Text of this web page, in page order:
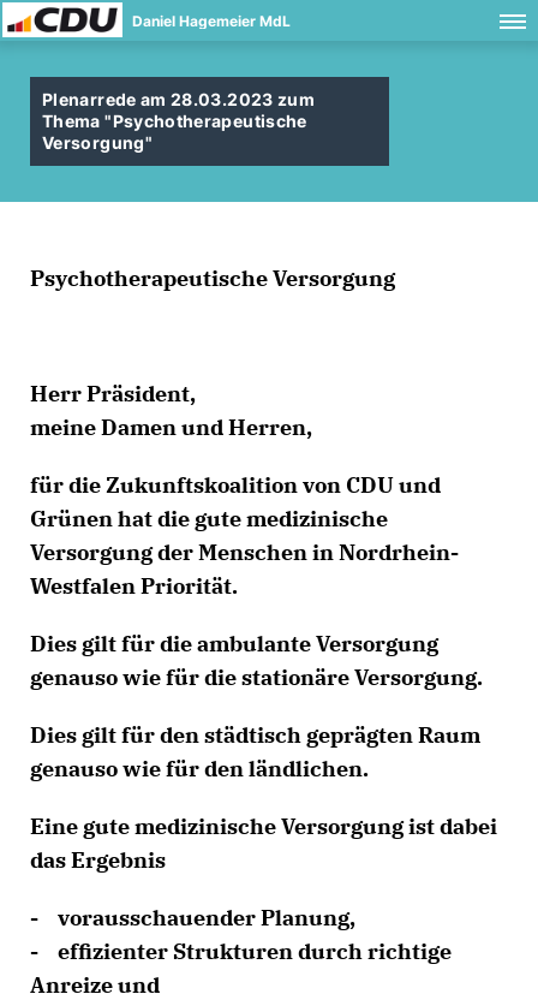
Daniel Hagemeier MdL
Plenarrede am 28.03.2023 zum
Thema "Psychotherapeutische
Versorgung"
Psychotherapeutische Versorgung
Herr Präsident,
meine Damen und Herren,
für die Zukunftskoalition von CDU und
Grünen hat die gute medizinische
Versorgung der Menschen in Nordrhein-
Westfalen Priorität.
Dies gilt für die ambulante Versorgung
genauso wie für die stationäre Versorgung.
Dies gilt für den städtisch geprägten Raum
genauso wie für den ländlichen.
Eine gute medizinische Versorgung ist dabei
das Ergebnis
- vorausschauender Planung,
- effizienter Strukturen durch richtige
Anreize und